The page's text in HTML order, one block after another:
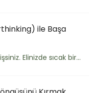
ile Başa
Elinizde sıcak bir...